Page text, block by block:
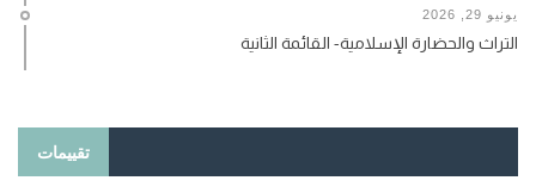
يونيو 29, 2026
التراث والحضارة الإسلامية- القائمة الثانية
تقييمات